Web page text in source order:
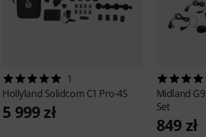
1
Hollyland Solidcom C1 Pro-4S
5 999 zł
Midland
Set
849 zł